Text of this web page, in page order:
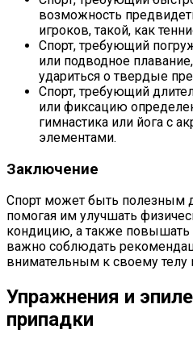
возможность
игроков, такой, как
Спорт, требующий
или подводное
удариться о твердые
Спорт, требующий
или фиксацию
гимнастика или йога с
элементами.
Заключение
Спорт может быть полезным
помогая им улучшать
кондицию, а также повышать
важно соблюдать
внимательным к своему телу
Упражнения и
припадки